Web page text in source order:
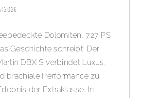
2026
Dolomiten, 727 PS
Geschichte schreibt: Der
DBX S verbindet Luxus,
brachiale Performance zu
der Extraklasse. In